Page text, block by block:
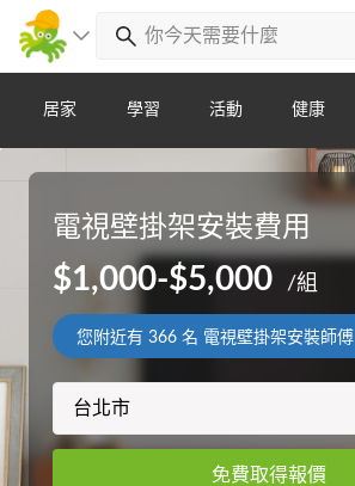
居家 學習 活動 健康
電視壁掛架安裝費用
$1,000-$5,000 /組
您附近有366 名 電視壁掛架安裝師傅
免費取得報價